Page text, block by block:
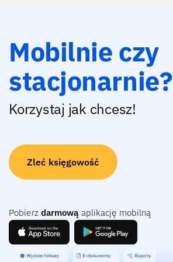
Mobilnie czy
stacjonarnie?
Korzystaj jak chcesz!
Zleć księgowość
Pobierz darmową aplikację mobilną